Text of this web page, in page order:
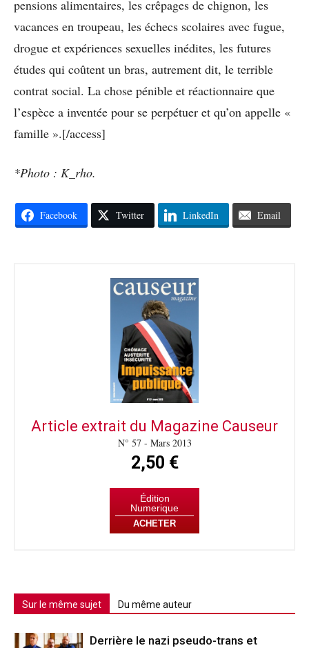
pensions alimentaires, les crêpages de chignon, les
vacances en troupeau, les échecs scolaires avec fugue,
drogue et expériences sexuelles inédites, les futures
études qui coûtent un bras, autrement dit, le terrible
contrat social. La chose pénible et réactionnaire que
l’espèce a inventée pour se perpétuer et qu’on appelle «
famille ».[/access]
*Photo : K_rho.
Facebook Twitter LinkedIn Email
Article extrait du Magazine Causeur
N° 57 - Mars 2013
2,50 €
Édition
Numerique
ACHETER
Sur le même sujet Du même auteur
Derrière le nazi pseudo-trans et